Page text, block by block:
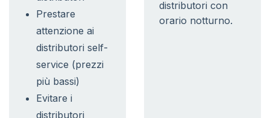
Prestare
attenzione ai
distributori self-
service (prezzi
più bassi)
Evitare i
distributori
distributori con
orario notturno.